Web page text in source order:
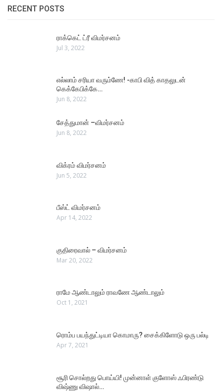
RECENT POSTS
ராக்கெட் ட்ரீ விமர்சனம்
Jul 3, 2022
எல்லாம் சரியா வரும்ணே! -காபி வித் காதலுடன்
கெக்கேபிக்கே…
Jun 8, 2022
சேத்துமான் –விமர்சனம்
Jun 8, 2022
விக்ரம் விமர்சனம்
Jun 5, 2022
பீஸ்ட் விமர்சனம்
Apr 14, 2022
குதிரைவால் – விமர்சனம்
Mar 20, 2022
ராமே ஆண்டாலும் ராவணே ஆண்டாலும்
Oct 1, 2021
ரொம்ப பயந்துட்டியா கொமாரு? சைக்கிளோடு ஒரு பல்டி
Apr 7, 2021
சூரி சொல்றது பொய்யி! முன்னாள் குளோஸ் ஃபிரண்டு
விஷ்ணு விஷால்…